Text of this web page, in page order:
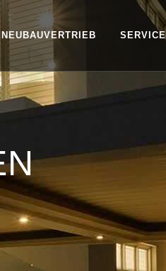
NEUBAUVERTRIEB SERVICE